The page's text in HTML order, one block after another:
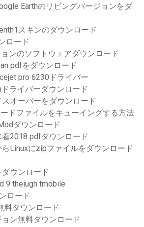
Earthのリビングバージョンをダ
スキンのダウンロード
ロード
ンのソフトウェアダウンロード
pdfをダウンロード
pro 6230ドライバー
ライバーダウンロード
オーバーをダウンロード
ドファイルをキューイングする方法
ダウンロード
2018 pdfダウンロード
Linuxにzipファイルをダウンロード
ウンロード
9 theiugh tmobile
ロード
料ダウンロード
ン無料ダウンロード